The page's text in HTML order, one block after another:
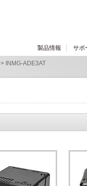
製品情報 サポ
> INMG-ADE3AT